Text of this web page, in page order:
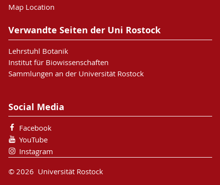
Map Location
Verwandte Seiten der Uni Rostock
Lehrstuhl Botanik
Institut für Biowissenschaften
Sammlungen an der Universität Rostock
Social Media
Facebook
YouTube
Instagram
© 2026 Universität Rostock